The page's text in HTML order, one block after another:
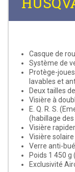
Casque de
Système de
Protège-
lavables et
Deux tailles
Visière à
E. Q. R. S.
(habillage
Visière
Visière
Verre anti-
Poids 1 450 g
Exclusivité